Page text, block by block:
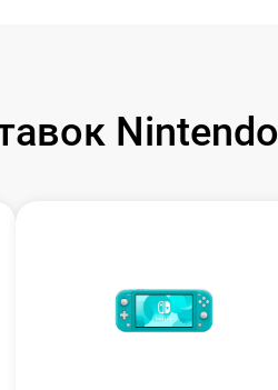
Nintendo